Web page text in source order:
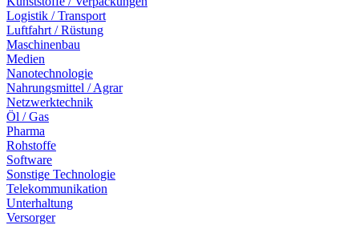
Logistik / Transport
Luftfahrt / Rüstung
Maschinenbau
Medien
Nanotechnologie
Nahrungsmittel / Agrar
Netzwerktechnik
Öl / Gas
Pharma
Rohstoffe
Software
Sonstige Technologie
Telekommunikation
Unterhaltung
Versorger